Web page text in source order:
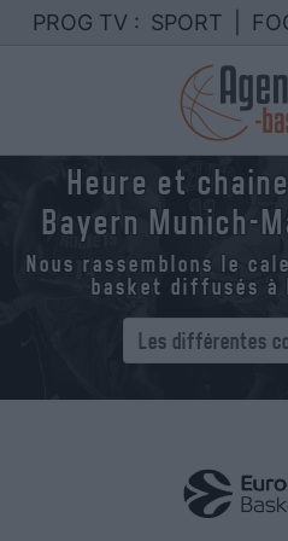
PROG TV : SPORT
Heure et
Bayern Munich-
Nous rassemblons le
basket diffusés à